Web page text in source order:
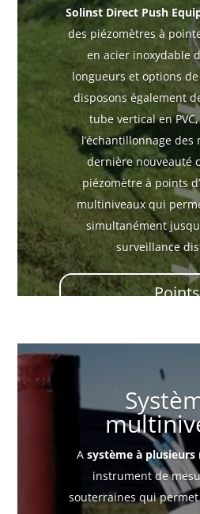
Solinst Direct Push
des piézomètres à
en acier inoxydable
longueurs et options
disposons également
tube vertical en
l’échantillonnage des
dernière nouveauté
piézomètre à points
multiniveaux qui
simultanément
surveillance
Points
A système à plusieurs
instrument de
souterraines qui